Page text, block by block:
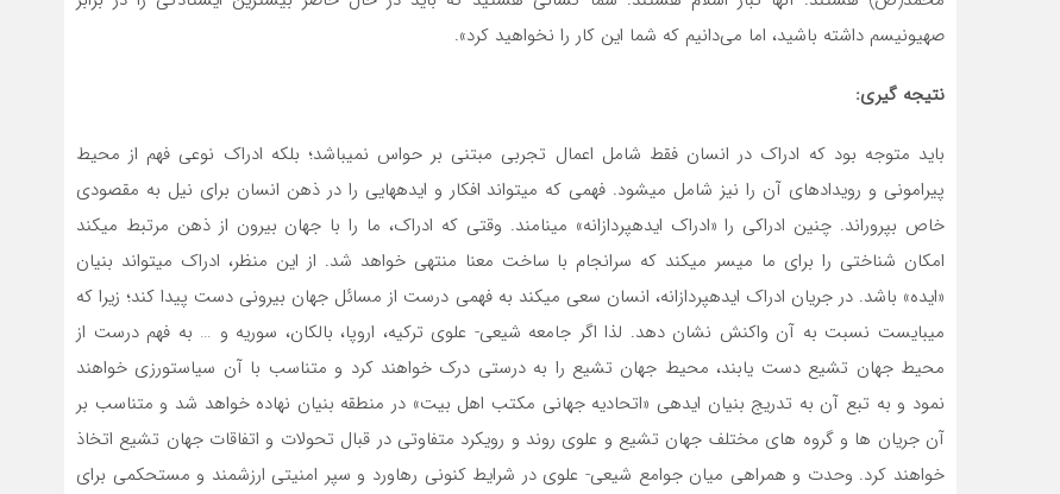
صهیونیسم داشته باشید، اما می‌دانیم که شما این کار را نخواهید کرد».
نتیجه گیری:
باید متوجه بود که ادراک در انسان فقط شامل اعمال تجربی مبتنی بر حواس نمی‏باشد؛ بلکه ادراک نوعی فهم از محیط
پیرامونی و رویدادهای آن را نیز شامل می‏شود. فهمی که می‏تواند افکار و ایده‏هایی را در ذهن انسان برای نیل به مقصودی
خاص بپروراند. چنین ادراکی را «ادراک ایده‏پردازانه» می‏نامند. وقتی که ادراک، ما را با جهان بیرون از ذهن مرتبط می‏کند
امکان شناختی را برای ما میسر می‏کند که سرانجام با ساخت معنا منتهی خواهد شد. از این منظر، ادراک می‏تواند بنیان
«ایده» باشد. در جریان ادراک ایده‏پردازانه، انسان سعی می‏کند به فهمی درست از مسائل جهان بیرونی دست پیدا کند؛ زیرا که
می‏بایست نسبت به آن واکنش نشان دهد. لذا اگر جامعه شیعی- علوی ترکیه، اروپا، بالکان، سوریه و … به فهم درست از
محیط جهان تشیع دست یابند، محیط جهان تشیع را به درستی درک خواهند کرد و متناسب با آن سیاست‏ورزی خواهند
نمود و به تبع آن به تدریج بنیان ایده‏ی «اتحادیه جهانی مکتب اهل بیت» در منطقه بنیان نهاده خواهد شد و متناسب بر
آن جریان ها و گروه های مختلف جهان تشیع و علوی روند و رویکرد متفاوتی در قبال تحولات و اتفاقات جهان تشیع اتخاذ
خواهند کرد. وحدت و همراهی میان جوامع شیعی- علوی در شرایط کنونی رهاورد و سپر امنیتی ارزشمند و مستحکمی برای